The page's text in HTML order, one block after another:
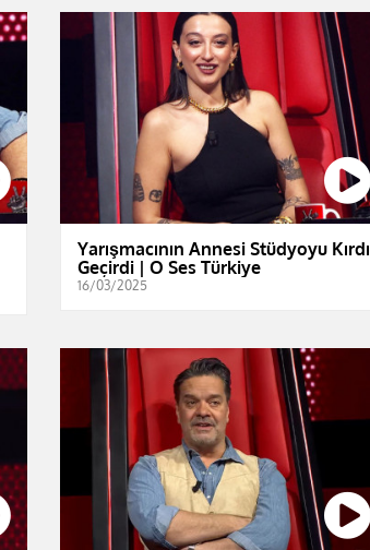
Yarışmacının Annesi Stüdyoyu Kırdı
Geçirdi | O Ses Türkiye
16/03/2025